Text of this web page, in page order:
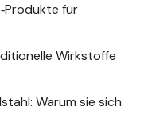
für
Wirkstoffe
Warum sie sich